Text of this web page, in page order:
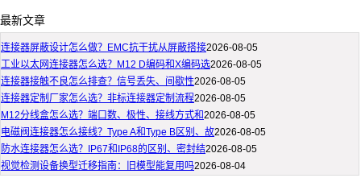
最新文章
连接器屏蔽设计怎么做？EMC抗干扰从屏蔽搭接2026-08-05
工业以太网连接器怎么选？M12 D编码和X编码选2026-08-05
连接器接触不良怎么排查？信号丢失、间歇性2026-08-05
连接器定制厂家怎么选？非标连接器定制流程2026-08-05
M12分线盒怎么选？端口数、极性、接线方式和2026-08-05
电磁阀连接器怎么接线？Type A和Type B区别、故2026-08-05
防水连接器怎么选？IP67和IP68的区别、密封结2026-08-05
视觉检测设备换型迁移指南：旧模型能复用吗2026-08-04